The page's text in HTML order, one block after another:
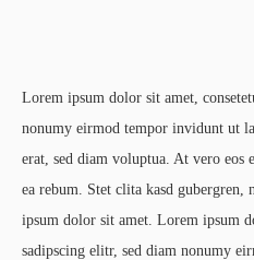
Lorem ipsum dolor sit amet,
nonumy eirmod tempor invidunt ut
erat, sed diam voluptua. At vero eos
ea rebum. Stet clita kasd gubergren,
ipsum dolor sit amet. Lorem ipsum
sadipscing elitr, sed diam nonumy